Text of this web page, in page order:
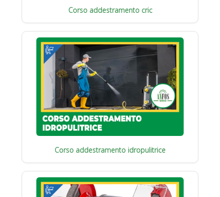
Corso addestramento cric
Corso addestramento idropulitrice